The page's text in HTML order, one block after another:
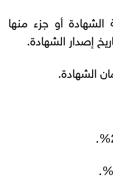
أو جزء منها
الشهادة.